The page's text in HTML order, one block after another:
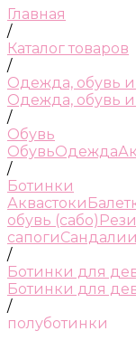
Главная
/
Каталог товаров
/
Одежда, обувь и
Одежда, обувь и
/
Обувь
ОбувьОдежда
/
Ботинки
Аквастоки
обувь (сабо)
сапогиСандалии
/
Ботинки для
Ботинки для
/
полуботинки